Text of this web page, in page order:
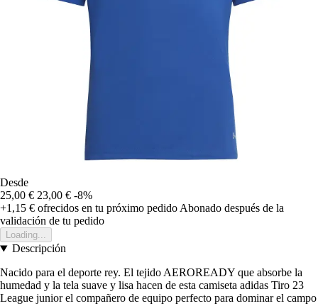
Desde
25,00 € 23,00 € -8%
+1,15 € ofrecidos en tu próximo pedido Abonado después de la
validación de tu pedido
Loading...
Descripción
Nacido para el deporte rey. El tejido AEROREADY que absorbe la
humedad y la tela suave y lisa hacen de esta camiseta adidas Tiro 23
League junior el compañero de equipo perfecto para dominar el campo